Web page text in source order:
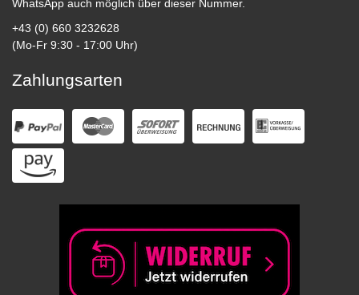
WhatsApp auch möglich über dieser Nummer.
+43 (0) 660 3232628
(Mo-Fr 9:30 - 17:00 Uhr)
Zahlungsarten